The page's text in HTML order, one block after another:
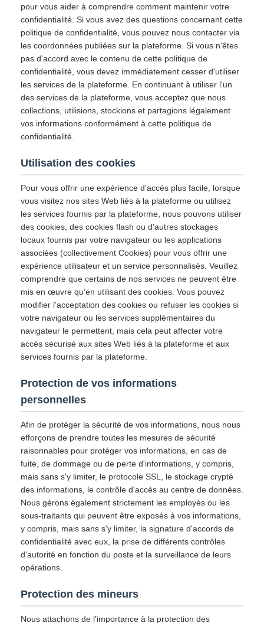
pour vous aider à comprendre comment maintenir votre
confidentialité. Si vous avez des questions concernant cette
politique de confidentialité, vous pouvez nous contacter via
les coordonnées publiées sur la plateforme. Si vous n'êtes
pas d'accord avec le contenu de cette politique de
confidentialité, vous devez immédiatement cesser d'utiliser
les services de la plateforme. En continuant à utiliser l'un
des services de la plateforme, vous acceptez que nous
collections, utilisions, stockions et partagions légalement
vos informations conformément à cette politique de
confidentialité.
Utilisation des cookies
Pour vous offrir une expérience d'accès plus facile, lorsque
vous visitez nos sites Web liés à la plateforme ou utilisez
les services fournis par la plateforme, nous pouvons utiliser
des cookies, des cookies flash ou d'autres stockages
locaux fournis par votre navigateur ou les applications
associées (collectivement Cookies) pour vous offrir une
expérience utilisateur et un service personnalisés. Veuillez
comprendre que certains de nos services ne peuvent être
mis en œuvre qu'en utilisant des cookies. Vous pouvez
modifier l'acceptation des cookies ou refuser les cookies si
votre navigateur ou les services supplémentaires du
navigateur le permettent, mais cela peut affecter votre
accès sécurisé aux sites Web liés à la plateforme et aux
services fournis par la plateforme.
Protection de vos informations
personnelles
Afin de protéger la sécurité de vos informations, nous nous
efforçons de prendre toutes les mesures de sécurité
raisonnables pour protéger vos informations, en cas de
fuite, de dommage ou de perte d'informations, y compris,
mais sans s'y limiter, le protocole SSL, le stockage crypté
des informations, le contrôle d'accès au centre de données.
Nous gérons également strictement les employés ou les
sous-traitants qui peuvent être exposés à vos informations,
y compris, mais sans s'y limiter, la signature d'accords de
confidentialité avec eux, la prise de différents contrôles
d'autorité en fonction du poste et la surveillance de leurs
opérations.
Protection des mineurs
Nous attachons de l'importance à la protection des